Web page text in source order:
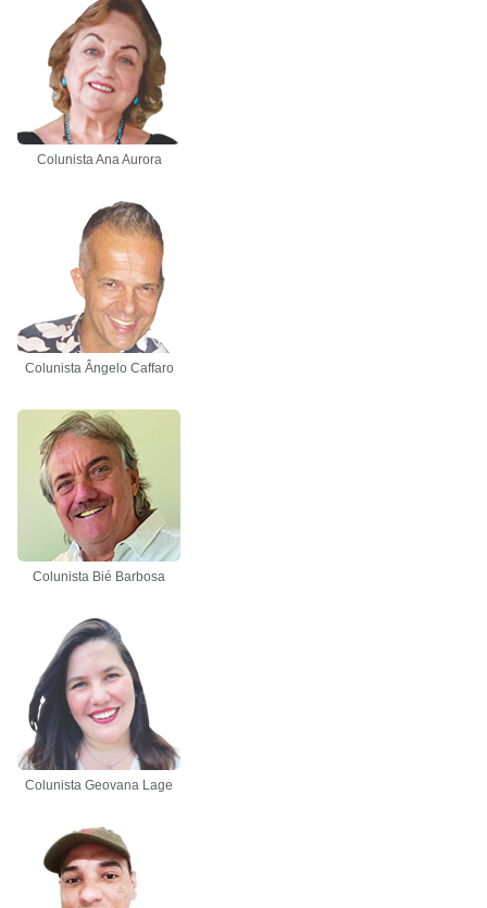
Colunista Ana Aurora
Colunista Ângelo Caffaro
Colunista Bié Barbosa
Colunista Geovana Lage